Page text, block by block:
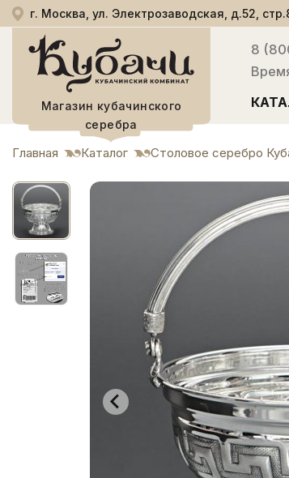
г. Москва, ул. Электрозаводская, д.52,
Магазин кубачинского
серебра
8
Главная Каталог Столовое серебро